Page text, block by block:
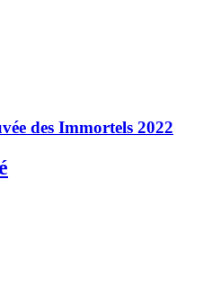
des Immortels 2022